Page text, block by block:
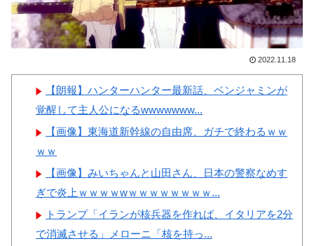
舌を絡ませて、唾液交換して
── ちゅっちゅしながらの濃厚
エッ画像♪
海外「日本よ、お前がナンバ
ーワンだ」 熊本地震直後の日
本の対応のスピードに世界が衝
【画像】顔100点、体30点の
女ｗｗｗ
→「あまりの難易度の高さに冷
や汗をかいた‥」
韓国人「とある日本人が極限
つい生み出してしまったものが
こちら…（ﾌﾞﾙﾌﾞﾙ」＝韓国の
反応
議に思い知らなかった事」
韓国人「日本の村上宗隆 vs
韓国のイ・ジョンフ」→「」
【MLB】
2022.11.18
【朗報】ハンターハンター最新話、ベンジャミンが
覚醒して主人公になるwwwwwww...
【画像】東海道新幹線の自由席、ガチで終わるｗｗ
ｗｗ
【画像】みいちゃんと山田さん、日本の警察なめす
ぎで炎上ｗｗｗｗwｗｗｗｗｗｗｗｗ...
トランプ「イランが核兵器を作れば、イタリアを2分
で消滅させる」メローニ「核を持っ...